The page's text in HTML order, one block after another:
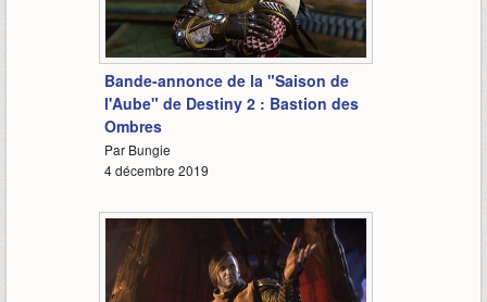
2:10
Bande-annonce de la "Saison de
l'Aube" de Destiny 2 : Bastion des
Ombres
Par Bungie
4 décembre 2019